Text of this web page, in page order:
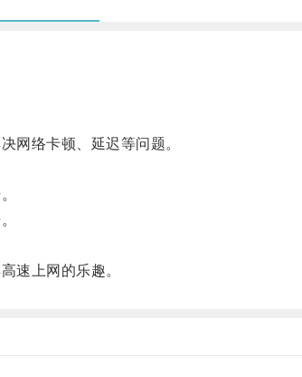
络卡顿、延迟等问题。
速上网的乐趣。